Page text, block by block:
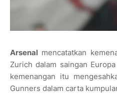
Arsenal mencatatkan
Zurich dalam saingan
kemenangan itu
Gunners dalam carta